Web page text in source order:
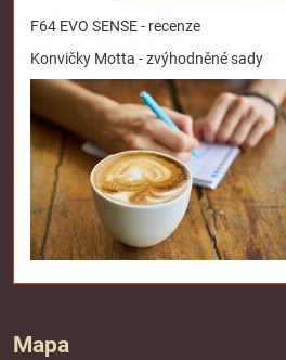
F64 EVO SENSE - recenze
Konvičky Motta - zvýhodněné sady
Mapa